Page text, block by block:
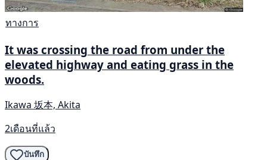
ทางการ
It was crossing the road from under the
elevated highway and eating grass in the
woods.
Ikawa 坂本, Akita
2เดือนที่แล้ว
บันทึก